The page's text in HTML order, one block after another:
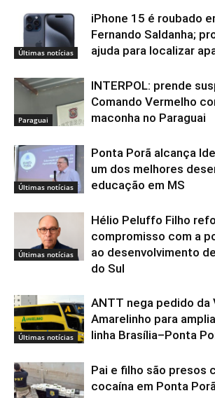
Últimas notícias
iPhone 15 é roubado
Fernando Saldanha;
ajuda para localizar
Paraguai
INTERPOL: prende
Comando Vermelho
maconha no Paraguai
Últimas notícias
Ponta Porã alcança
um dos melhores
educação em MS
Últimas notícias
Hélio Peluffo Filho
compromisso com a
ao desenvolvimento
do Sul
Últimas notícias
ANTT nega pedido da
Amarelinho para
linha Brasília–Ponta
Pai e filho são presos
cocaína em Ponta Porã